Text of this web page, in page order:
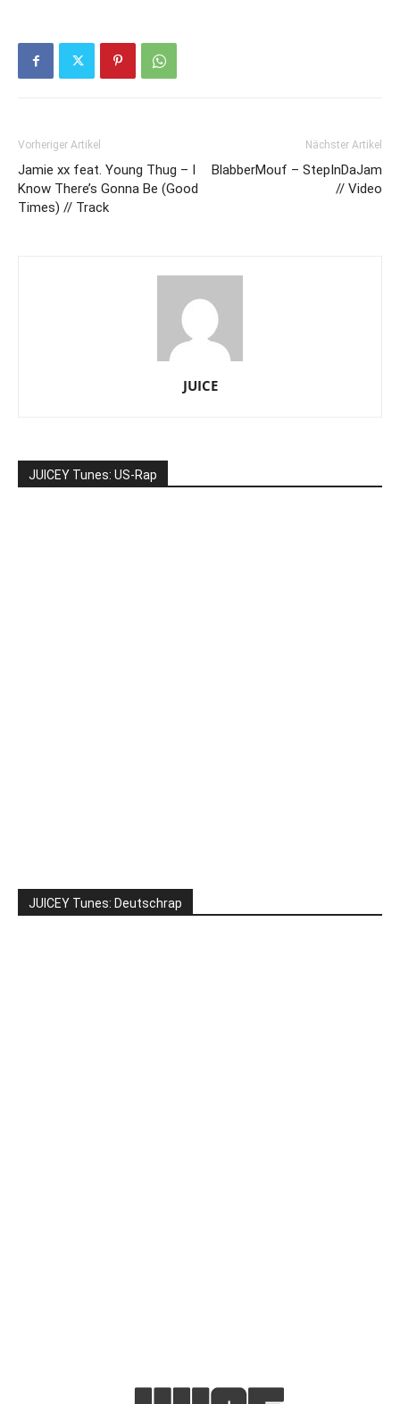
Vorheriger Artikel
Jamie xx feat. Young Thug – I
Know There’s Gonna Be (Good
Times) // Track
Nächster Artikel
BlabberMouf – StepInDaJam
// Video
JUICE
JUICEY Tunes: US-Rap
JUICEY Tunes: Deutschrap